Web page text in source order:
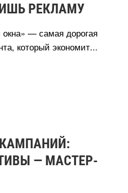
РЕКЛАМУ
— самая дорогая
который экономит...
— МАСТЕР-